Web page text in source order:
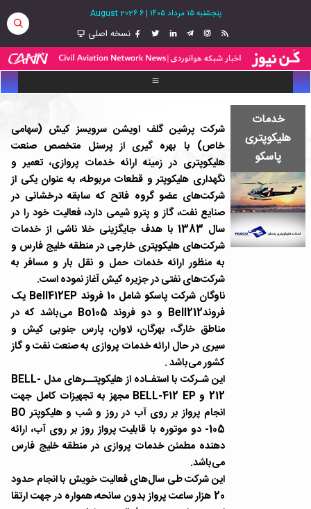
پنجشنبه ۱۵ مرداد ۱۴۰۵ |
6 August 2026
نسخه اصلی
خدمات
هلیکوپتری
پاسکو
شرکت پرشین گلف اویشن سرویسز کیش (سهامی
خاص) با بهره گیری از پرسنل متخصص صنعت
هلیکوپتری در زمینه ارائه خدمات پروازی، تعمیر و
نگهداری هلیکوپتر و قطعات مربوطه، به عنوان یکی از
شرکت‌های عضو گروه فاتح که سابقه درخشانی در
صنایع نفت، گاز و پترو شیمی دارد، فعالیت خود را در
سال 1383 با هدف جایگزینی خلا ناشی از خدمات
شرکت‌های هلیکوپتری خارجی در منطقه خلیج فارس و
به منظور ارائه خدمات حمل و نقل بار و مسافر به
شرکت‌های نفتی در جزیره کیش آغاز نموده است.
ناوگان شرکت پاسکو شامل 10 فروند Bell412EP یک
فروندBell212 و دو فروند Bo105 می‌باشد که در
مناطق خارگ، بهرگان، لاوان، پارس جنوبی کیش و
سیری در حال ارائه خدمات پروازی به صنعت نفت و گاز
کشور می‌باشد .
این شـرکت با استفـاده از هلیکوپتــرهای مدل BELL-
212 و BELL-412 EP مجهز به تجهیزات کامل جهت
انجام پرواز بر روی آب در روز و شب و هلیکوپتر BO
-105 دو موتوره با قابلیت پرواز روز بر روی آب، ارائه
دهنده مطمئن خدمات پروازی در منطقه خلیج فارس
می‌باشد.
این شرکت طی سال‌های فعالیت خویش با انجام حدود
20 هزار ساعت پرواز بدون سانحه، همواره در جهت ارتقا